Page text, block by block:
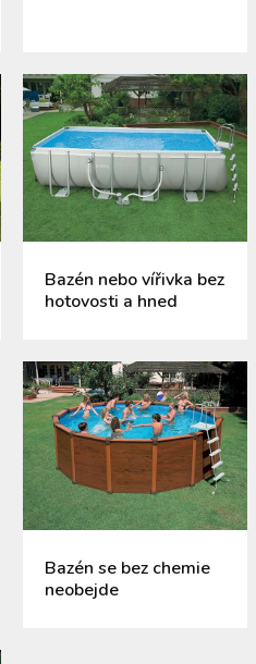
Bazén nebo vířivka bez
hotovosti a hned
Bazén se bez chemie
neobejde